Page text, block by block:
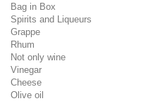
Bag in Box
Spirits and Liqueurs
Grappe
Rhum
Not only wine
Vinegar
Cheese
Olive oil